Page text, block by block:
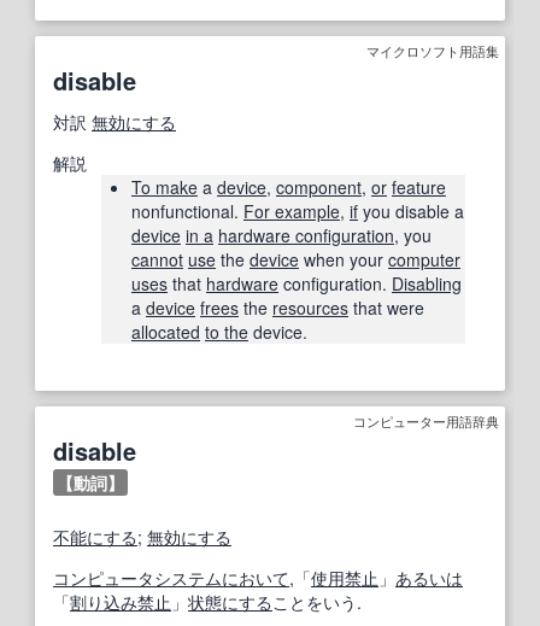
マイクロソフト用語集
disable
対訳 無効にする
解説
To make a device, component, or feature
nonfunctional. For example, if you disable a
device in a hardware configuration, you
cannot use the device when your computer
uses that hardware configuration. Disabling
a device frees the resources that were
allocated to the device.
コンピューター用語辞典
disable
【動詞】
不能にする; 無効にする
コンピュータシステムにおいて,「使用禁止 」 あるいは
「割り込み禁止 」 状態にすることをいう.